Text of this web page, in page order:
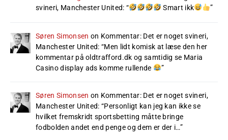
svineri, Manchester United: “ Smart ikk ”
Søren Simonsen on Kommentar: Det er noget svineri,
Manchester United: “Men lidt komisk at læse den her
kommentar på oldtrafford.dk og samtidig se Maria
Casino display ads komme rullende
”
Søren Simonsen on Kommentar: Det er noget svineri,
Manchester United: “Personligt kan jeg kan ikke se
hvilket fremskridt sportsbetting måtte bringe
fodbolden andet end penge og dem er der i…”